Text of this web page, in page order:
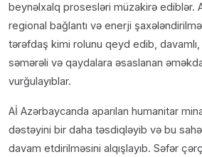
beynəlxalq prosesləri müzakirə ediblər.
regional bağlantı və enerji
tərəfdaş kimi rolunu qeyd edib,
səmərəli və qaydalara əsaslanan
vurğulayıblar.
Aİ Azərbaycanda aparılan humanitar
dəstəyini bir daha təsdiqləyib və bu
davam etdirilməsini alqışlayıb. Səfər